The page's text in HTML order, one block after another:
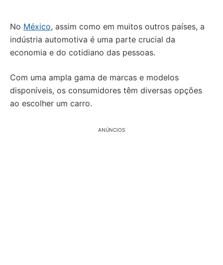
No México, assim como em muitos outros países, a
indústria automotiva é uma parte crucial da
economia e do cotidiano das pessoas.
Com uma ampla gama de marcas e modelos
disponíveis, os consumidores têm diversas opções
ao escolher um carro.
ANÚNCIOS